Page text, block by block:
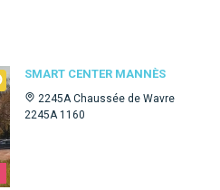
SMART CENTER MANNÈS
2245A Chaussée de Wavre
2245A 1160